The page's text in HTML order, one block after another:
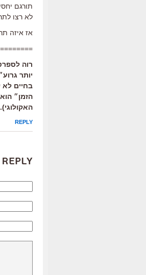
לא רצו
אז איזה
רוה
יותר
בחיים לא
הזמן״
REPLY
Reply